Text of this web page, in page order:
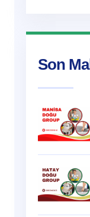
Son